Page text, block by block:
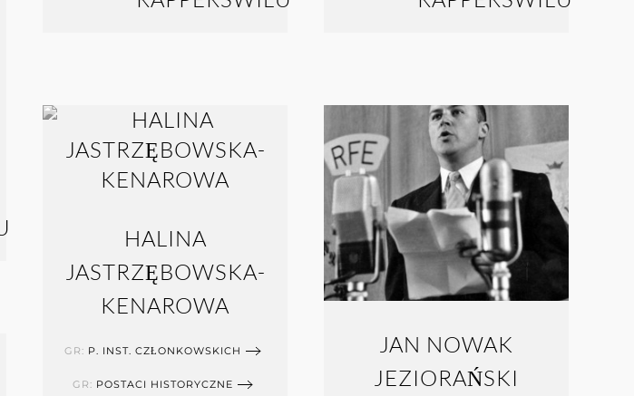
HALINA
JASTRZĘBOWSKA-
KENAROWA
GR: P. INST. CZŁONKOWSKICH
GR: POSTACI HISTORYCZNE
JAN NOWAK
JEZIORAŃSKI